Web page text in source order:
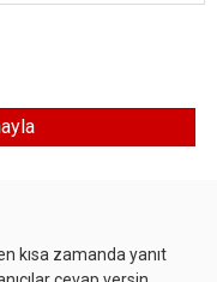
kısa zamanda yanıt